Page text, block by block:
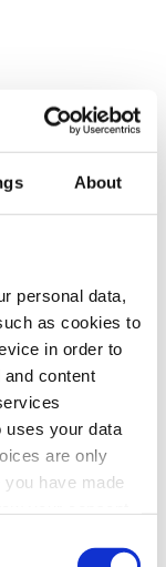
About
personal data,
as cookies to
in order to
content
uses your data
are only
have made
terwijl